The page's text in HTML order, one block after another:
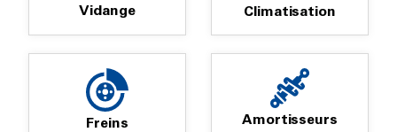
Vidange Climatisation
Freins Amortisseurs